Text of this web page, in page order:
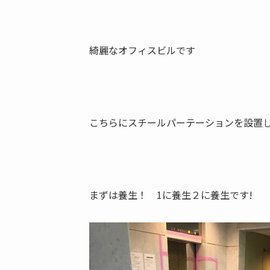
綺麗なオフィスビルです
こちらにスチールパーテーションを設置
まずは養生！ 1に養生２に養生です!